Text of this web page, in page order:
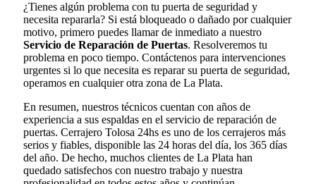
¿Tienes algún problema con tu puerta de seguridad y
necesita repararla? Si está bloqueado o dañado por cualquier
motivo, primero puedes llamar de inmediato a nuestro
Servicio de Reparación de Puertas. Resolveremos tu
problema en poco tiempo. Contáctenos para intervenciones
urgentes si lo que necesita es reparar su puerta de seguridad,
operamos en cualquier otra zona de La Plata.
En resumen, nuestros técnicos cuentan con años de
experiencia a sus espaldas en el servicio de reparación de
puertas. Cerrajero Tolosa 24hs es uno de los cerrajeros más
serios y fiables, disponible las 24 horas del día, los 365 días
del año. De hecho, muchos clientes de La Plata han
quedado satisfechos con nuestro trabajo y nuestra